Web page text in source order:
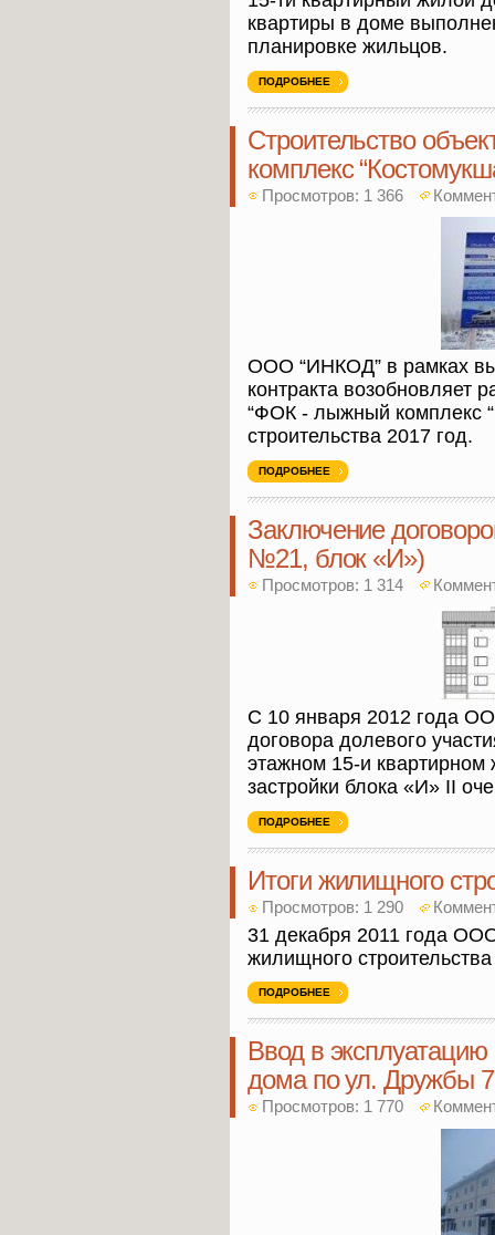
квартиры в доме
планировке жильцов.
ПОДРОБНЕЕ
Cтроительство
комплекс
Просмотров: 1 366
ООО “ИНКОД” в рамках
контракта возобновляет
“ФОК - лыжный комплекс
строительства 2017 год.
ПОДРОБНЕЕ
Заключение
№21, блок «И»)
Просмотров: 1 314
С 10 января 2012 года
договора долевого
этажном 15-и
застройки блока «И» II
ПОДРОБНЕЕ
Итоги жилищного
Просмотров: 1 290
31 декабря 2011 года
жилищного строительства
ПОДРОБНЕЕ
Ввод в эксплуатацию
дома по ул. Дружбы 7
Просмотров: 1 770